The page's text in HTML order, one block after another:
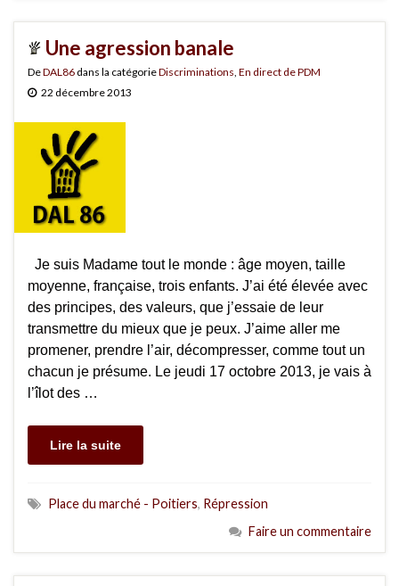
Une agression banale
DeDAL86 dans la catégorieDiscriminations En direct de PDM
22 décembre 2013
Je suis Madame tout le monde : âge moyen, taille
moyenne, française, trois enfants. J’ai été élevée avec
des principes, des valeurs, que j’essaie de leur
transmettre du mieux que je peux. J’aime aller me
promener, prendre l’air, décompresser, comme tout un
chacun je présume. Le jeudi 17 octobre 2013, je vais à
l’îlot des …
Lire la suite
Place du marché - Poitiers, Répression
Faire un commentaire